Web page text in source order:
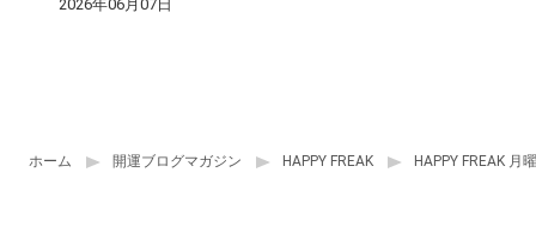
ホーム 開運ブログマガジン HAPPY FREAK HAPPY FREAK
2026年06月07日